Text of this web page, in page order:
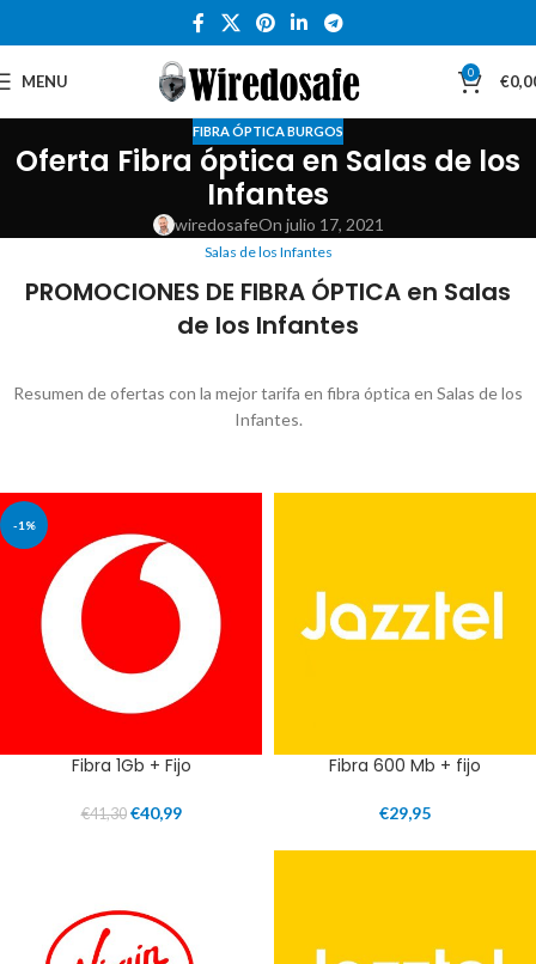
MENU 0 €
FIBRA ÓPTICA BURGOS
Oferta Fibra óptica en Salas de los
Infantes
wiredosafeOn julio 17, 2021
Salas de los Infantes
PROMOCIONES DE FIBRA ÓPTICA en Salas
de los Infantes
Resumen de ofertas con la mejor tarifa en fibra óptica en Salas de los
Infantes.
-1%
Fibra 1Gb + Fijo
€41,30 €40,99
Fibra 600 Mb + fijo
€29,95